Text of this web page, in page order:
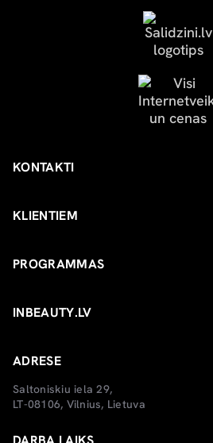
KONTAKTI
KLIENTIEM
PROGRAMMAS
INBEAUTY.LV
ADRESE
Saltoniskiu iela 29,
LT-08106, Vilnius, Lietuva